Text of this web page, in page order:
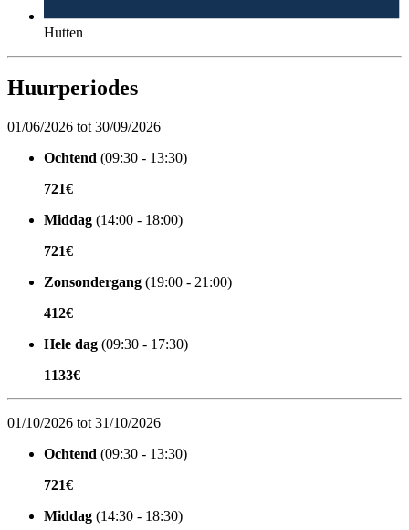
Hutten
Huurperiodes
01/06/2026 tot 30/09/2026
Ochtend (09:30 - 13:30)
721€
Middag (14:00 - 18:00)
721€
Zonsondergang (19:00 - 21:00)
412€
Hele dag (09:30 - 17:30)
1133€
01/10/2026 tot 31/10/2026
Ochtend (09:30 - 13:30)
721€
Middag (14:30 - 18:30)